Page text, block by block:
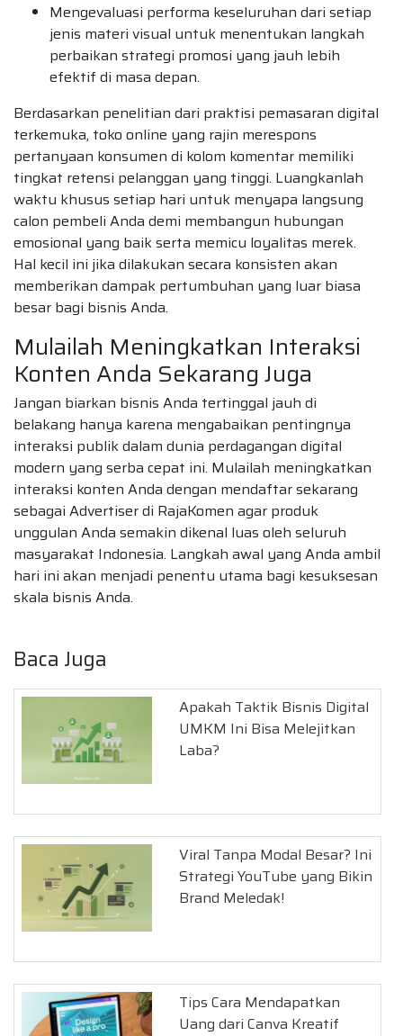
Mengevaluasi performa keseluruhan dari setiap
jenis materi visual untuk menentukan langkah
perbaikan strategi promosi yang jauh lebih
efektif di masa depan.
Berdasarkan penelitian dari praktisi pemasaran digital
terkemuka, toko online yang rajin merespons
pertanyaan konsumen di kolom komentar memiliki
tingkat retensi pelanggan yang tinggi. Luangkanlah
waktu khusus setiap hari untuk menyapa langsung
calon pembeli Anda demi membangun hubungan
emosional yang baik serta memicu loyalitas merek.
Hal kecil ini jika dilakukan secara konsisten akan
memberikan dampak pertumbuhan yang luar biasa
besar bagi bisnis Anda.
Mulailah Meningkatkan Interaksi
Konten Anda Sekarang Juga
Jangan biarkan bisnis Anda tertinggal jauh di
belakang hanya karena mengabaikan pentingnya
interaksi publik dalam dunia perdagangan digital
modern yang serba cepat ini. Mulailah meningkatkan
interaksi konten Anda dengan mendaftar sekarang
sebagai Advertiser di RajaKomen agar produk
unggulan Anda semakin dikenal luas oleh seluruh
masyarakat Indonesia. Langkah awal yang Anda ambil
hari ini akan menjadi penentu utama bagi kesuksesan
skala bisnis Anda.
Baca Juga
Apakah Taktik Bisnis Digital
UMKM Ini Bisa Melejitkan
Laba?
Viral Tanpa Modal Besar? Ini
Strategi YouTube yang Bikin
Brand Meledak!
Tips Cara Mendapatkan
Uang dari Canva Kreatif